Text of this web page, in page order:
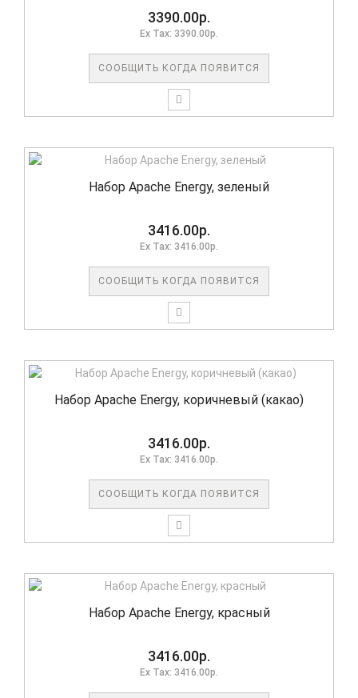
3390.00р.
Ex Tax: 3390.00р.
СООБЩИТЬ КОГДА ПОЯВИТСЯ
Набор Apache Energy, зеленый
3416.00р.
Ex Tax: 3416.00р.
СООБЩИТЬ КОГДА ПОЯВИТСЯ
Набор Apache Energy, коричневый (какао)
3416.00р.
Ex Tax: 3416.00р.
СООБЩИТЬ КОГДА ПОЯВИТСЯ
Набор Apache Energy, красный
3416.00р.
Ex Tax: 3416.00р.